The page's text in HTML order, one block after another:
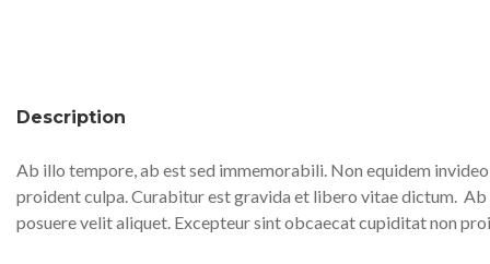
Description
Ab illo tempore, ab est sed immemorabili. Non equidem
proident culpa. Curabitur est gravida et libero vitae dictum. Ab
posuere velit aliquet. Excepteur sint obcaecat cupiditat non